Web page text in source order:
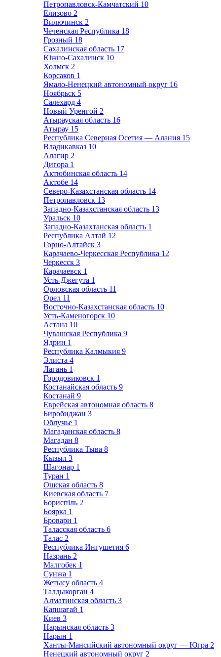
Петропавловск-Камчатский 10
Елизово 2
Вилючинск 2
Чеченская Республика 18
Грозный 18
Сахалинская область 17
Южно-Сахалинск 10
Холмск 2
Корсаков 1
Ямало-Ненецкий автономный округ 16
Ноябрьск 5
Салехард 4
Новый Уренгой 2
Атырауская область 16
Атырау 15
Республика Северная Осетия — Алания 15
Владикавказ 10
Алагир 2
Дигора 1
Актюбинская область 14
Актобе 14
Северо-Казахстанская область 14
Петропавловск 13
Западно-Казахстанская область 13
Уральск 10
Западно-Казахтанская область 1
Республика Алтай 12
Горно-Алтайск 3
Карачаево-Черкесская Республика 12
Черкесск 3
Карачаевск 1
Усть-Джегута 1
Орловская область 11
Орел 11
Восточно-Казахстанская область 10
Усть-Каменогорск 10
Астана 10
Чувашская Республика 9
Ядрин 1
Республика Калмыкия 9
Элиста 4
Лагань 1
Городовиковск 1
Костанайская область 9
Костанай 9
Еврейская автономная область 8
Биробиджан 3
Облучье 1
Магаданская область 8
Магадан 8
Республика Тыва 8
Кызыл 3
Шагонар 1
Туран 1
Ошская область 8
Киевская область 7
Бориспіль 2
Боярка 1
Бровари 1
Таласская область 6
Талас 2
Республика Ингушетия 6
Назрань 2
Малгобек 1
Сунжа 1
Жетысу область 4
Талдыкорган 4
Алматинская область 3
Капшагай 1
Киев 3
Нарынская область 3
Нарын 1
Ханты-Мансийский автономный округ — Югра 2
Ненецкий автономный округ 2